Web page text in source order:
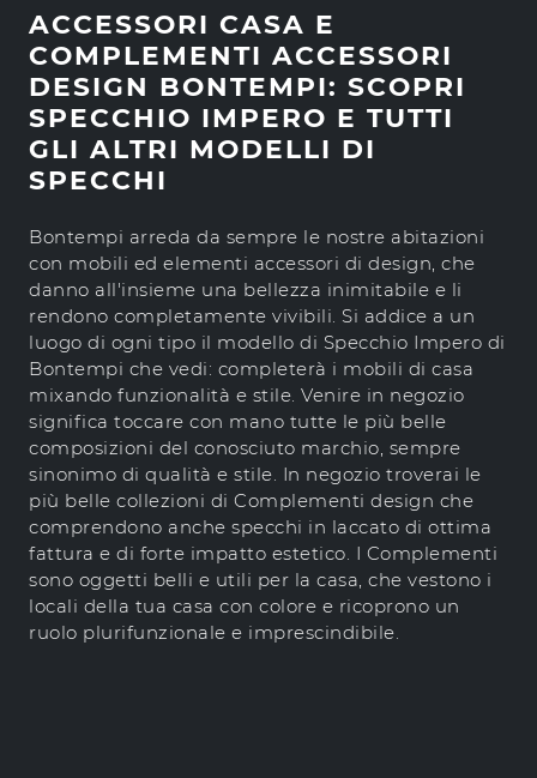
ACCESSORI CASA E
COMPLEMENTI ACCESSORI
DESIGN BONTEMPI: SCOPRI
SPECCHIO IMPERO E TUTTI
GLI ALTRI MODELLI DI
SPECCHI
Bontempi arreda da sempre le nostre abitazioni
con mobili ed elementi accessori di design, che
danno all'insieme una bellezza inimitabile e li
rendono completamente vivibili. Si addice a un
luogo di ogni tipo il modello di Specchio Impero di
Bontempi che vedi: completerà i mobili di casa
mixando funzionalità e stile. Venire in negozio
significa toccare con mano tutte le più belle
composizioni del conosciuto marchio, sempre
sinonimo di qualità e stile. In negozio troverai le
più belle collezioni di Complementi design che
comprendono anche specchi in laccato di ottima
fattura e di forte impatto estetico. I Complementi
sono oggetti belli e utili per la casa, che vestono i
locali della tua casa con colore e ricoprono un
ruolo plurifunzionale e imprescindibile.